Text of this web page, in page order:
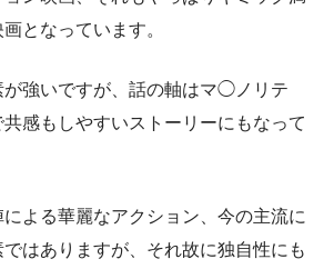
となっています。
が強いですが、話の軸はマ◯ノリテ
感もしやすいストーリーにもなって
よる華麗なアクション、今の主流に
はありますが、それ故に独自性にも